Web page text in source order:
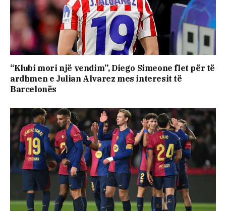
“Klubi mori një vendim”, Diego Simeone flet për të
ardhmen e Julian Alvarez mes interesit të
Barcelonës